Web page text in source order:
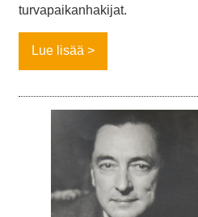
turvapaikanhakijat.
Lue lisää